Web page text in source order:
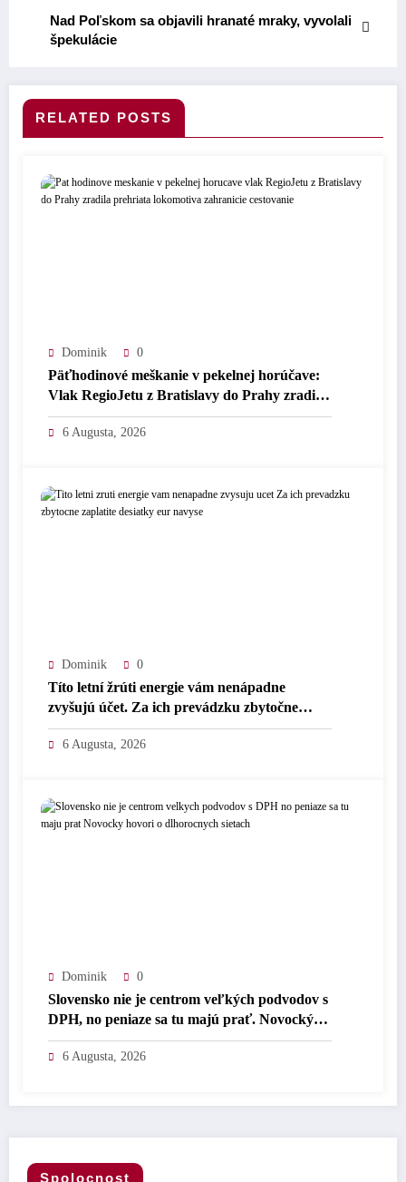
Nad Poľskom sa objavili hranaté mraky, vyvolali
špekulácie
RELATED POSTS
Dominik 0
Päťhodinové meškanie v pekelnej horúčave:
Vlak RegioJetu z Bratislavy do Prahy zradila
prehriata lokomotíva – Zahraničie –
Cestovanie
6 Augusta, 2026
Dominik 0
Títo letní žrúti energie vám nenápadne
zvyšujú účet. Za ich prevádzku zbytočne
zaplatíte desiatky eur navyše.
6 Augusta, 2026
Dominik 0
Slovensko nie je centrom veľkých podvodov s
DPH, no peniaze sa tu majú prať. Novocký
hovorí o dlhoročných sieťach.
6 Augusta, 2026
Spolocnost